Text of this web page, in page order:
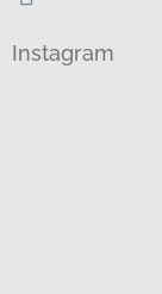
Instagram